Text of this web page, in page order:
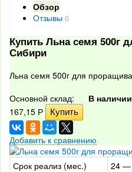
Обзор
Отзывы 0
Купить Льна семя 500г
Сибири
Льна семя 500г для
Основной склад:
В наличии
167,15 Р
Добавить к сравнению
Срок реализ (мес.)
24 —